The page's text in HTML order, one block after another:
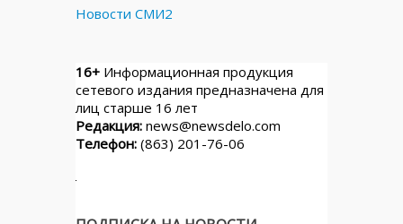
Новости СМИ2
16+ Информационная продукция
сетевого издания предназначена для
лиц старше 16 лет
Редакция: news@newsdelo.com
Телефон: (863) 201-76-06